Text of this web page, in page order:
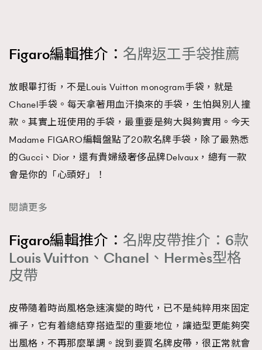
Figaro編輯推介： 名牌返工手袋推薦
放眼畢打街，不是Louis Vuitton monogram手袋，就是
Chanel手袋。每天拿著用血汗換來的手袋，生怕與別人撞
款。其實上班使用的手袋，最重要是夠大與夠實用。今天
Madame FIGARO編輯盤點了20款名牌手袋，除了最熟悉
的Gucci、Dior，還有貴婦級奢侈品牌Delvaux，總有一款
會是你的「心頭好」！
閱讀更多
Figaro編輯推介： 名牌皮帶推介：6款
Louis Vuitton、Chanel、Hermès型格
皮帶
皮帶隨着時尚風格急速演變的時代，已不是純粹用來固定
褲子，它有着總結穿搭造型的重要地位，讓造型更能夠突
出風格，不再那麼單調。說到要買名牌皮帶，很正常就會